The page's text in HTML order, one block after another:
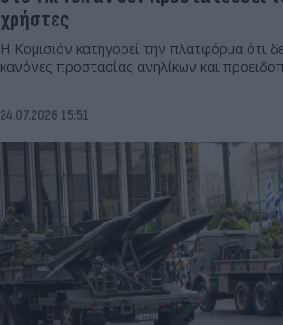
χρήστες
Η Κομισιόν κατηγορεί την πλατφόρμα ότι
κανόνες προστασίας ανηλίκων και
24.07.2026 15:51